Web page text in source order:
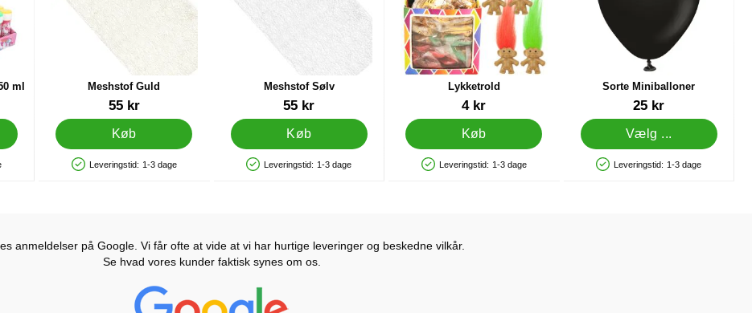
ml Meshstof Guld
55 kr
Køb
Produkttilgængelighed: På lager
Leveringstid: 1-3 dage
Meshstof Sølv
55 kr
Køb
Produkttilgængelighed: På lager
Leveringstid: 1-3 dage
Lykketrold
4 kr
Køb
Produkttilgængelighed: På lager
Leveringstid: 1-3 dage
Sorte Miniballoner
25 kr
Vælg ...
Produkttilgængelighed: På lager
Leveringstid: 1-3 dage
anmeldelser på Google. Vi får ofte at vide at vi har hurtige leveringer og beskedne vilkår.
Se hvad vores kunder faktisk synes om os.
Prisjakt Anmeldelser: 4.7 Stjerne